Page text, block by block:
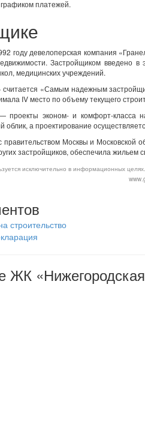
платежей.
году девелоперская компания
Застройщиком
медицинских учреждений.
считается «Самым надежным
IV место по объему текущего
эконом- и комфорт-класса
облик, а проектирование
правительством Москвы и
застройщиков, обеспечила жильем
исключительно в информационных
строительство
ЖК